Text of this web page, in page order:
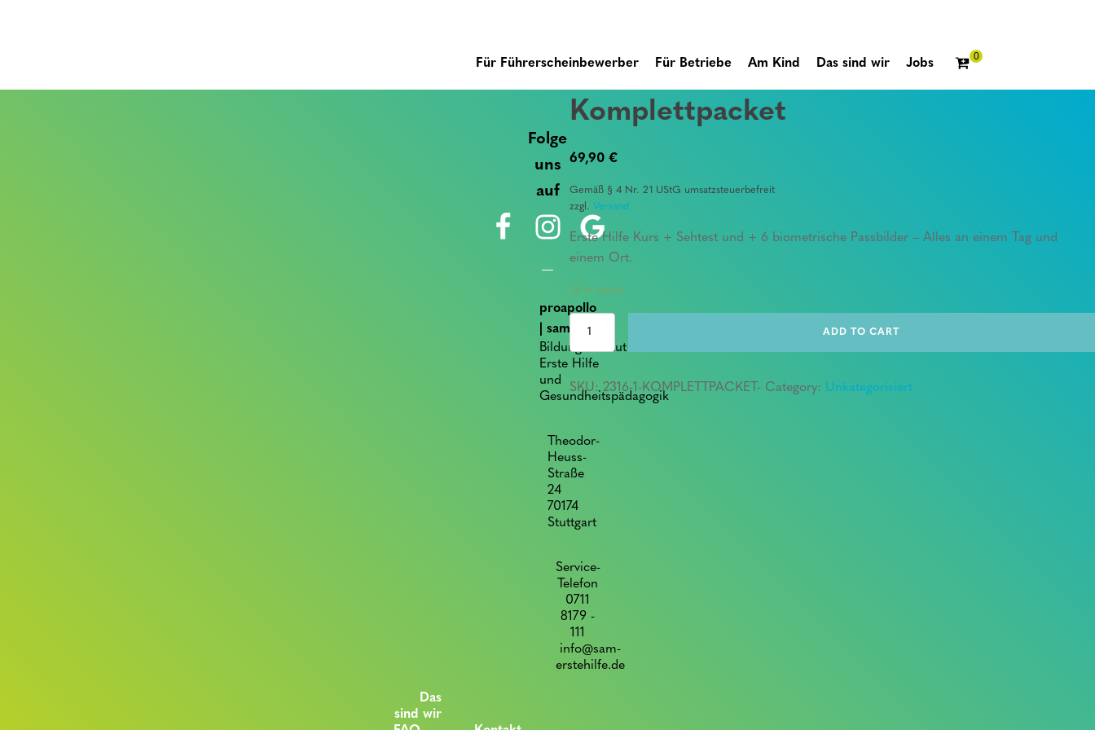
Für Führerscheinbewerber Für Betriebe Am Kind Das sind wir Jobs
Komplettpacket
69,90 €
Gemäß § 4 Nr. 21 UStG umsatzsteuerbefreit
zzgl. Versand
Erste Hilfe Kurs + Sehtest und + 6 biometrische Passbilder – Alles an einem Tag und
einem Ort.
14 in stock
Komplettpacket
ADD TO CART
SKU:2316-1-KOMPLETTPACKET- Category: Unkategorisiert
Folge
uns
auf
proapollo
| sam
Bildungsinstitut für
Erste Hilfe
und
Gesundheitspädagogik
Theodor-
Heuss-
Straße
24
70174
Stuttgart
Service-
Telefon
0711
8179 -
111
info@sam-
erstehilfe.de
Das
sind wir